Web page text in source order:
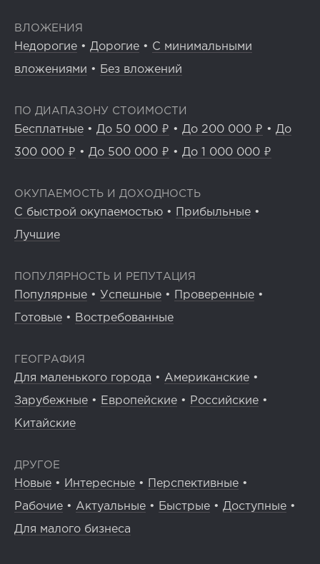
ВЛОЖЕНИЯ
Недорогие • Дорогие • С минимальными
вложениями • Без вложений
ПО ДИАПАЗОНУ СТОИМОСТИ
Бесплатные • До 50 000 ₽ • До 200 000 ₽ • До
300 000 ₽ • До 500 000 ₽ • До 1 000 000 ₽
ОКУПАЕМОСТЬ И ДОХОДНОСТЬ
С быстрой окупаемостью • Прибыльные •
Лучшие
ПОПУЛЯРНОСТЬ И РЕПУТАЦИЯ
Популярные • Успешные • Проверенные •
Готовые • Востребованные
ГЕОГРАФИЯ
Для маленького города • Американские •
Зарубежные • Европейские • Российские •
Китайские
ДРУГОЕ
Новые • Интересные • Перспективные •
Рабочие • Актуальные • Быстрые • Доступные •
Для малого бизнеса